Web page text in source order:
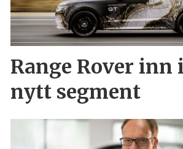
Range Rover inn
nytt segment